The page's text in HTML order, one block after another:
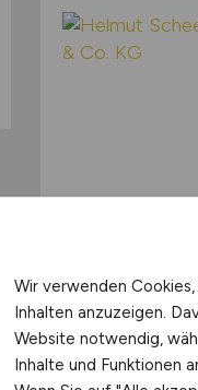
Wir verwenden
Inhalten anzuzeigen.
Website notwendig,
Inhalte und Funktionen